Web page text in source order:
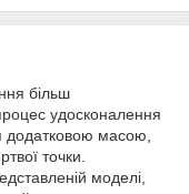
більш
удосконалення
додатковою масою,
точки.
моделі,